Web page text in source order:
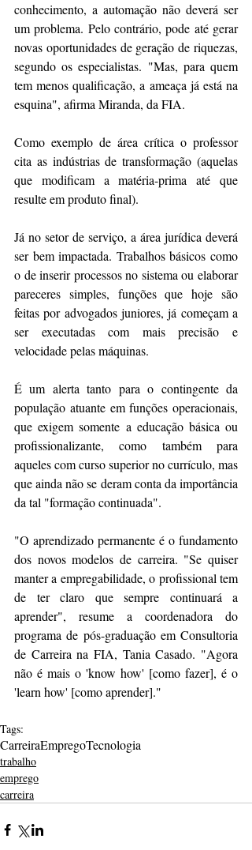
conhecimento, a automação não deverá ser
um problema. Pelo contrário, pode até gerar
novas oportunidades de geração de riquezas,
segundo os especialistas. "Mas, para quem
tem menos qualificação, a ameaça já está na
esquina", afirma Miranda, da FIA.
Como exemplo de área crítica o professor
cita as indústrias de transformação (aquelas
que modificam a matéria-prima até que
resulte em produto final).
Já no setor de serviço, a área jurídica deverá
ser bem impactada. Trabalhos básicos como
o de inserir processos no sistema ou elaborar
pareceres simples, funções que hoje são
feitas por advogados juniores, já começam a
ser executadas com mais precisão e
velocidade pelas máquinas.
É um alerta tanto para o contingente da
população atuante em funções operacionais,
que exigem somente a educação básica ou
profissionalizante, como também para
aqueles com curso superior no currículo, mas
que ainda não se deram conta da importância
da tal "formação continuada".
"O aprendizado permanente é o fundamento
dos novos modelos de carreira. "Se quiser
manter a empregabilidade, o profissional tem
de ter claro que sempre continuará a
aprender", resume a coordenadora do
programa de pós-graduação em Consultoria
de Carreira na FIA, Tania Casado. "Agora
não é mais o 'know how' [como fazer], é o
'learn how' [como aprender]."
Tags:
CarreiraEmpregoTecnologia
trabalho
emprego
carreira